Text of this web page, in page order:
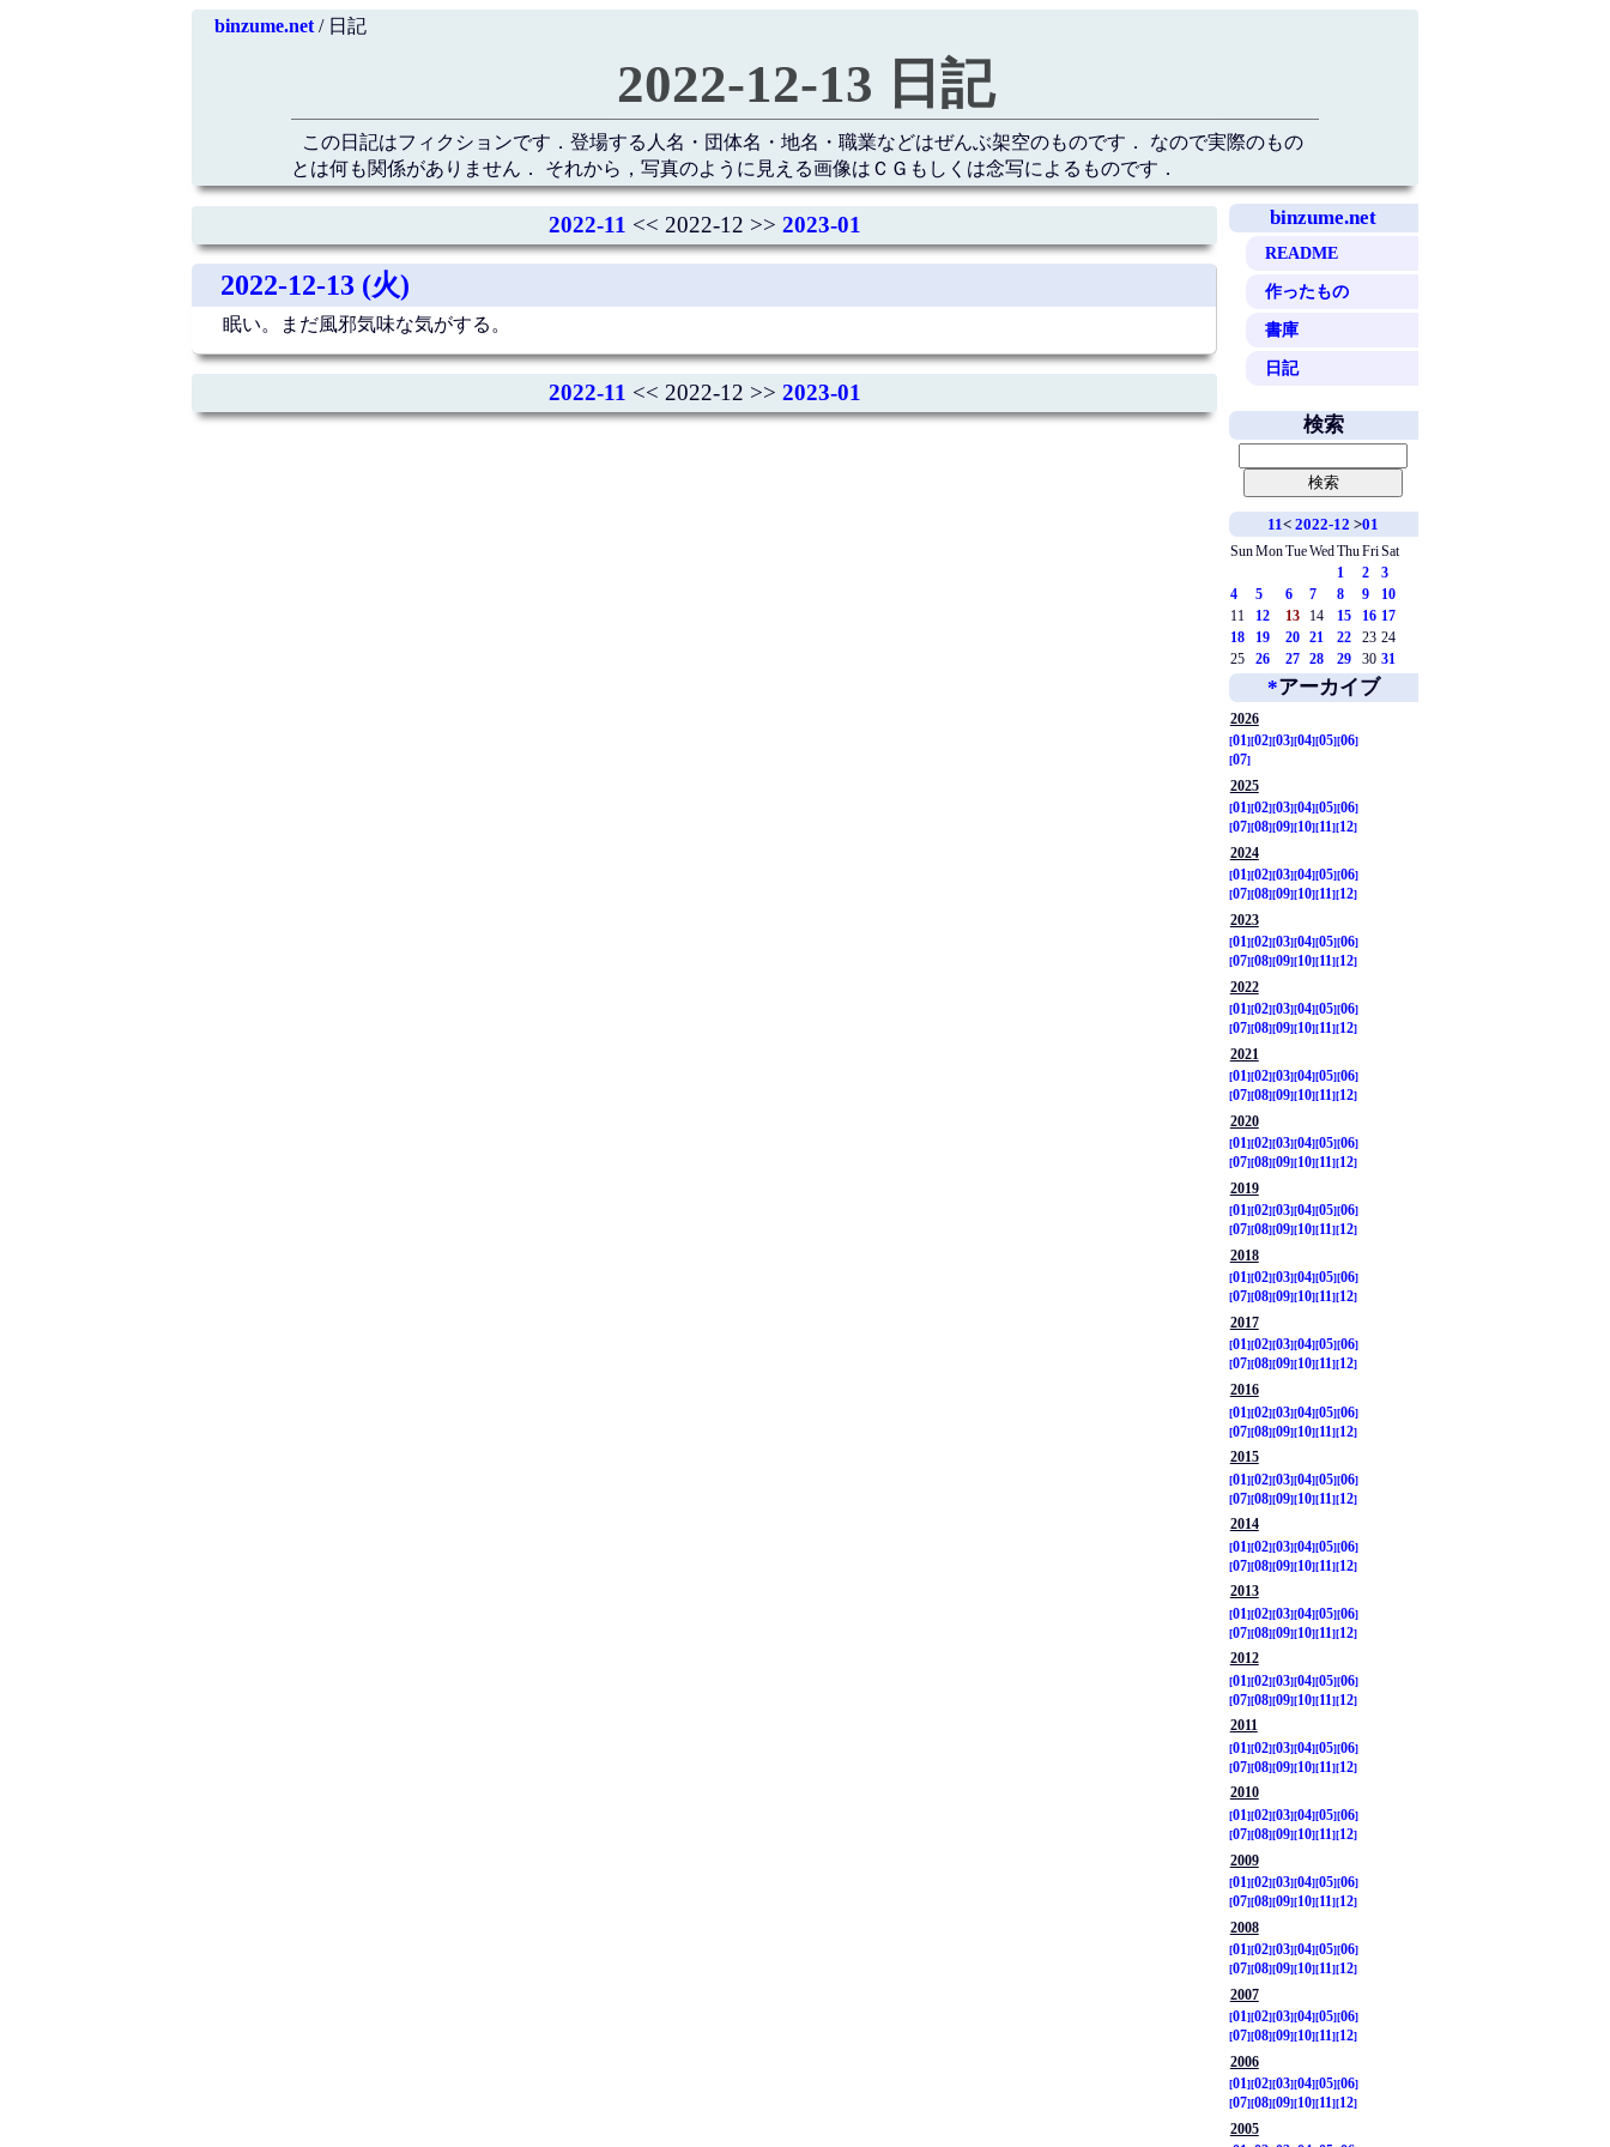
binzume.net/ 日記
2022-12-13 日記
この日記はフィクションです．登場する人名・団体名・地名・職業などはぜんぶ架空のものです． なので実際のもの
とは何も関係がありません． それから，写真のように見える画像はＣＧもしくは念写によるものです．
binzume.net
README
作ったもの
書庫
日記
2022-11 << 2022-12 >> 2023-01
2022-12-13 (火)
眠い。まだ風邪気味な気がする。
2022-11 << 2022-12 >> 2023-01
検索
11<2022-12 >01
SunMonTueWed ThuFriSat
1
2
3
4
5 6 7 8 9
10
11
12 13 14 15 16 17
18
19 20 21 22 23 24
25
26 27 28 29 30 31
*アーカイブ
2026
01
02 03 04 05 06
07
2025
01
02 03 04 05 06
07 08 09 10 11
12
2024
01
02 03 04 05 06
07 08 09 10 11
12
2023
01
02 03 04 05 06
07 08 09 10 11
12
2022
01
02 03 04 05 06
07 08 09 10 11
12
2021
01
02 03 04 05 06
07 08 09 10 11
12
2020
01
02 03 04 05 06
07 08 09 10 11
12
2019
01
02 03 04 05 06
07 08 09 10 11
12
2018
01 02 03 04 05 06
07 08 09 10 11 12
2017
01 02 03 04 05 06
07 08 09 10 11 12
2016
01
02 03 04 05 06
07 08 09 10 11
12
2015
01
02 03 04 05 06
07 08 09 10 11
12
2014
01
02 03 04 05 06
07 08 09 10 11
12
2013
01
02 03 04 05 06
07 08 09 10 11
12
2012
01
02 03 04 05 06
07 08 09 10 11
12
2011
01
02 03 04 05 06
07 08 09 10 11
12
2010
01
02 03 04 05 06
07 08 09 10 11
12
2009
01
02 03 04 05 06
07 08 09 10 11
12
2008
01
02 03 04 05 06
07 08 09 10 11
12
2007
01
02 03 04 05 06
07 08 09 10 11
12
2006
01
02 03 04 05 06
07 08 09 10 11
12
2005